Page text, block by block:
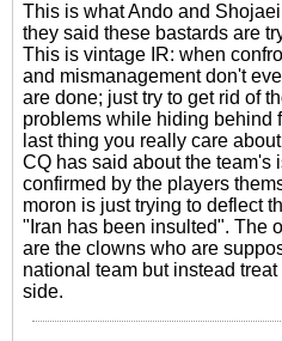
This is what Ando and
they said these bastards are
This is vintage IR: when
and mismanagement don't
are done; just try to get rid of
problems while hiding behind
last thing you really care
CQ has said about the team's
confirmed by the players
moron is just trying to deflect
"Iran has been insulted". The
are the clowns who are
national team but instead
side.